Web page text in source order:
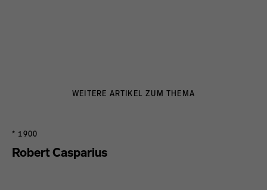
WEITERE ARTIKEL ZUM THEMA
Robert Casparius
* 1900